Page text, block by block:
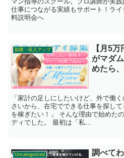
仕事につながる実績もサポート！ラ
料説明会へ
副業・収入アップ
【月5
がマダ
めたら
「家計の足しにしたいけど、外で働
さいから、在宅でできる仕事を探し
を稼ぎたい！」 そんな理由で始めた
ディでした。 最初は「私...
Uncategorized
調べて